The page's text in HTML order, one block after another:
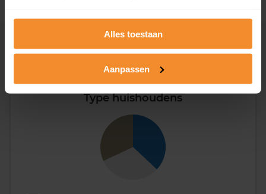
Alles toestaan
Aanpassen
Inwoners
Type huishoudens